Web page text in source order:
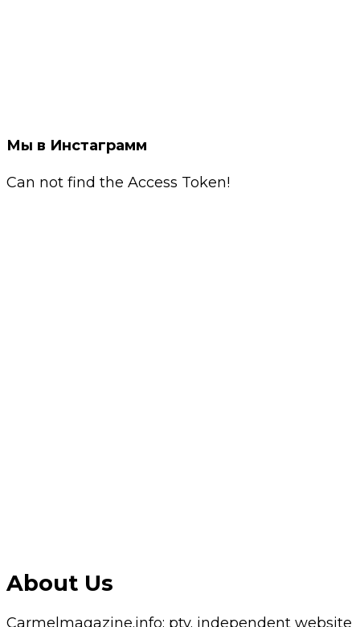
Мы в Инстаграмм
Can not find the Access Token!
About Us
Carmelmagazine.info: pty. independent website